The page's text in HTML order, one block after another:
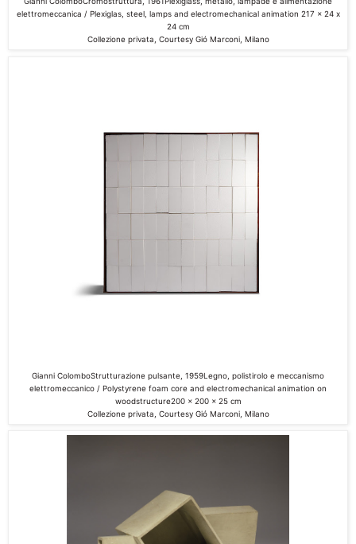
elettromeccanica / Plexiglas, steel, lamps and electromechanical animation 217 x 24 x
24 cm
Collezione privata, Courtesy Gió Marconi, Milano
Gianni ColomboStrutturazione pulsante , 1959Legno, polistirolo e meccanismo
elettromeccanico / Polystyrene foam core and electromechanical animation on
woodstructure200 x 200 x 25 cm
Collezione privata, Courtesy Gió Marconi, Milano